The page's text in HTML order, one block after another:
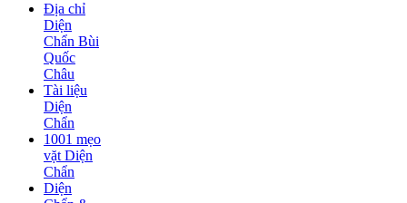
Địa chỉ
Diện
Chẩn Bùi
Quốc
Châu
Tài liệu
Diện
Chẩn
1001 mẹo
vặt Diện
Chẩn
Diện